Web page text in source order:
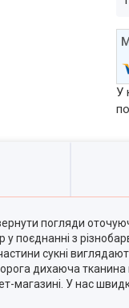
У
погляди
поєднанні з
сукні
дихаюча
У нас